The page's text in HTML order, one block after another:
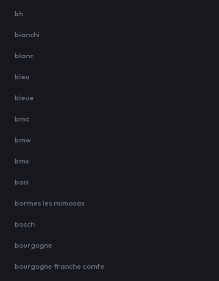
bh
bianchi
blanc
bleu
bleue
bmc
bmw
bmx
bois
bormes les mimosas
bosch
bourgogne
bourgogne franche comte